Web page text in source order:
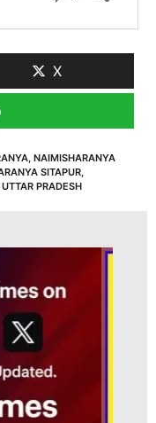
X
, NAIMISHARANYA
SITAPUR,
PRADESH